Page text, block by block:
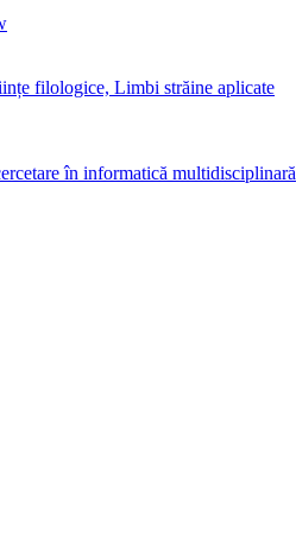
filologice, Limbi străine aplicate
în informatică multidisciplinară